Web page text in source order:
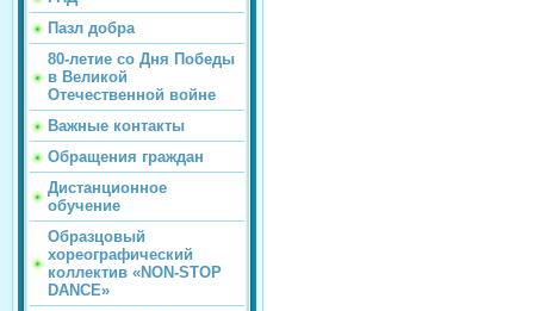
Пазл добра
80-летие со Дня Победы
в Великой
Отечественной войне
Важные контакты
Обращения граждан
Дистанционное
обучение
Образцовый
хореографический
коллектив «NON-STOP
DANCE»